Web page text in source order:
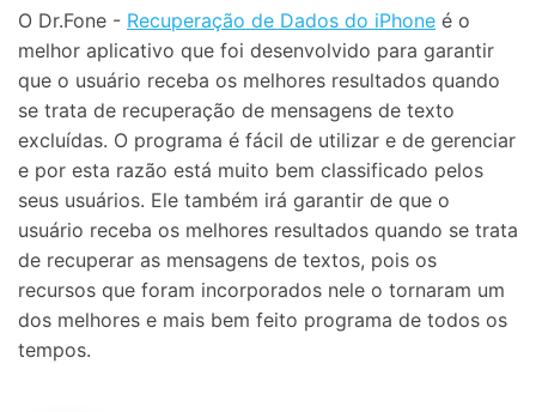
O Dr.Fone - Recuperação de Dados do iPhone é o
melhor aplicativo que foi desenvolvido para garantir
que o usuário receba os melhores resultados quando
se trata de recuperação de mensagens de texto
excluídas. O programa é fácil de utilizar e de gerenciar
e por esta razão está muito bem classificado pelos
seus usuários. Ele também irá garantir de que o
usuário receba os melhores resultados quando se trata
de recuperar as mensagens de textos, pois os
recursos que foram incorporados nele o tornaram um
dos melhores e mais bem feito programa de todos os
tempos.